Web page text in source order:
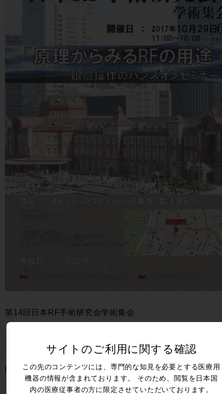
第14回日本RF手術研究会学術集会
「原理からみるRFの用途」眼瞼操作のハンズオンセミナ
ー
開催日：2017年10月29日(日)
11:00~16:00(10:30受付)
サイトのご利用に関する確認
この先のコンテンツには、専門的な知見を必要とする医療用
機器の情報が含まれております。 そのため、閲覧を日本国
内の医療従事者の方に限定させていただいております。